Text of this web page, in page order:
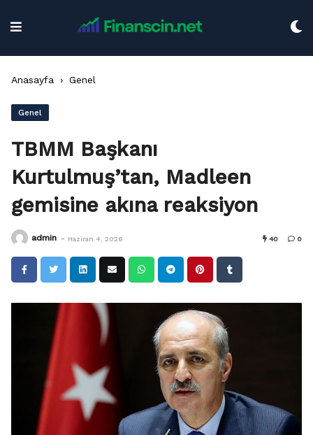
Anasayfa › Genel
Genel
TBMM Başkanı
Kurtulmuş’tan, Madleen
gemisine akına reaksiyon
admin - Haziran 4, 2026 40 0